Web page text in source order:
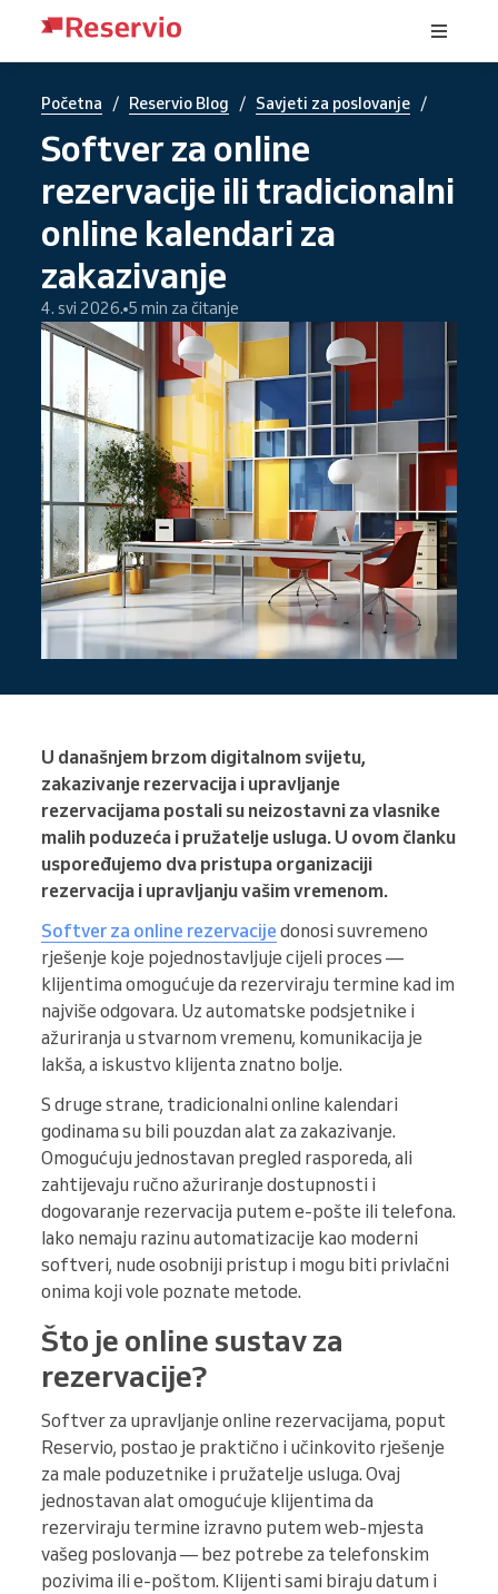
Početna / Reservio Blog / Savjeti za poslovanje /
Softver za online
rezervacije ili tradicionalni
online kalendari za
zakazivanje
4. svi 2026. 5 min za čitanje
U današnjem brzom digitalnom svijetu,
zakazivanje rezervacija i upravljanje
rezervacijama postali su neizostavni za vlasnike
malih poduzeća i pružatelje usluga. U ovom članku
uspoređujemo dva pristupa organizaciji
rezervacija i upravljanju vašim vremenom.
Softver za online rezervacije donosi suvremeno
rješenje koje pojednostavljuje cijeli proces —
klijentima omogućuje da rezerviraju termine kad im
najviše odgovara. Uz automatske podsjetnike i
ažuriranja u stvarnom vremenu, komunikacija je
lakša, a iskustvo klijenta znatno bolje.
S druge strane, tradicionalni online kalendari
godinama su bili pouzdan alat za zakazivanje.
Omogućuju jednostavan pregled rasporeda, ali
zahtijevaju ručno ažuriranje dostupnosti i
dogovaranje rezervacija putem e-pošte ili telefona.
Iako nemaju razinu automatizacije kao moderni
softveri, nude osobniji pristup i mogu biti privlačni
onima koji vole poznate metode.
Što je online sustav za
rezervacije?
Softver za upravljanje online rezervacijama, poput
Reservio, postao je praktično i učinkovito rješenje
za male poduzetnike i pružatelje usluga. Ovaj
jednostavan alat omogućuje klijentima da
rezerviraju termine izravno putem web-mjesta
vašeg poslovanja — bez potrebe za telefonskim
pozivima ili e-poštom. Klijenti sami biraju datum i